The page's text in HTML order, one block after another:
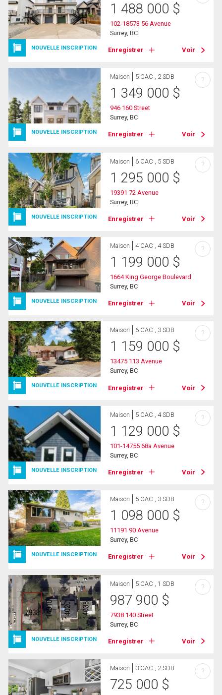
NOUVELLE INSCRIPTION
1 488 000 $
102-18573 56 Avenue
Surrey, BC
Enregistrer Voir
NOUVELLE INSCRIPTION
Maison 5 CAC , 2 SDB
1 349 000 $
946 160 Street
Surrey, BC
Enregistrer Voir
?
NOUVELLE INSCRIPTION
Maison 6 CAC , 5 SDB
1 295 000 $
19391 72 Avenue
Surrey, BC
Enregistrer Voir
?
NOUVELLE INSCRIPTION
Maison 4 CAC , 4 SDB
1 199 000 $
1664 King George Boulevard
Surrey, BC
Enregistrer Voir
?
NOUVELLE INSCRIPTION
Maison 6 CAC , 3 SDB
1 159 000 $
13475 113 Avenue
Surrey, BC
Enregistrer Voir
?
NOUVELLE INSCRIPTION
Maison 5 CAC , 4 SDB
1 129 000 $
101-14755 68a Avenue
Surrey, BC
Enregistrer Voir
?
NOUVELLE INSCRIPTION
Maison 5 CAC , 3 SDB
1 098 000 $
11191 90 Avenue
Surrey, BC
Enregistrer Voir
?
NOUVELLE INSCRIPTION
Maison 5 CAC , 1 SDB
987 900 $
7938 140 Street
Surrey, BC
Enregistrer Voir
?
Maison 3 CAC , 2 SDB
725 000 $
?